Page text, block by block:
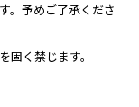
。予めご了承くださ
く禁じます。